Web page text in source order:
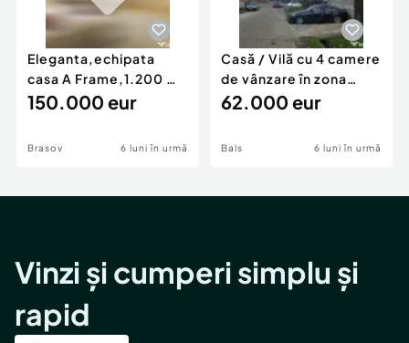
Eleganta,echipata
casa A Frame,1.200 mp
teren,deschidere Pia
150.000 eur
Brasov 6 luni în urmă
Casă / Vilă cu 4 camere
de vânzare în zona
Periferie
62.000 eur
Bals 6 luni în urmă
Vinzi și cumperi simplu și
rapid